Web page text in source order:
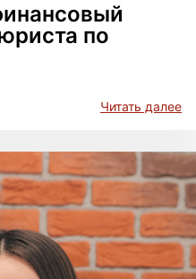
по
Читать далее